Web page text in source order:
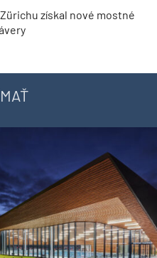
získal nové mostné